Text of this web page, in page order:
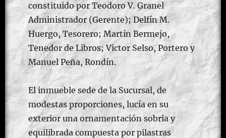
constituido por Teodoro V. Granel
Administrador (Gerente); Delfín M.
Huergo, Tesorero; Martín Bermejo,
Tenedor de Libros; Victor Selso, Portero y
Manuel Peña, Rondín.
El inmueble sede de la Sucursal, de
modestas proporciones, lucía en su
exterior una ornamentación sobria y
equilibrada compuesta por pilastras